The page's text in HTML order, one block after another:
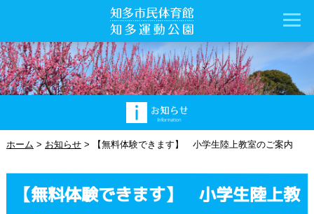
ホーム > お知らせ> 【無料体験できます】 小学生陸上教室のご案内
【無料体験できます】 小学生陸上教